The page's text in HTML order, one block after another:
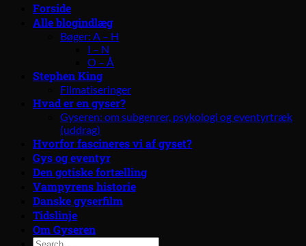
Forside
Alle blogindlæg
Bøger: A – H
I – N
O – Å
Stephen King
Filmatiseringer
Hvad er en gyser?
Gyseren: om subgenrer, psykologi og eventyrtræk
(uddrag)
Hvorfor fascineres vi af gyset?
Gys og eventyr
Den gotiske fortælling
Vampyrens historie
Danske gyserfilm
Tidslinje
Om Gyseren